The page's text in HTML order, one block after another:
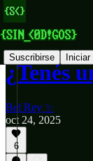
Suscribirse
¿Tenés
Bel Rey ✨
oct 24, 2025
6